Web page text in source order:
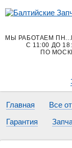
МЫ РАБОТАЕМ
С 11:00 ДО
ПО
Главная Все
Гарантия